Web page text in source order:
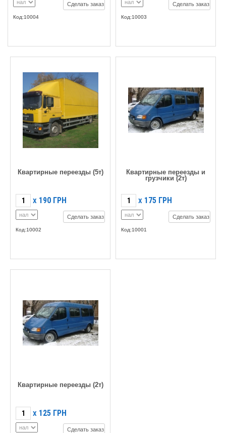
Сделать заказ
Код:10004
Сделать заказ
Код:10003
Квартирные переезды (5т)
X 190 ГРН
Сделать заказ
Код:10002
Квартирные переезды и
грузчики (2т)
X 175 ГРН
Сделать заказ
Код:10001
Квартирные переезды (2т)
X 125 ГРН
Сделать заказ